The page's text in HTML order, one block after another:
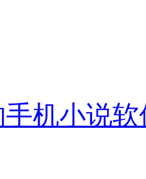
机小说软